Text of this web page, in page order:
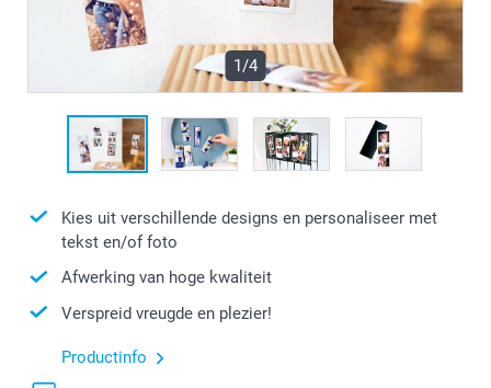
1/4
Kies uit verschillende designs en personaliseer met
tekst en/of foto
Afwerking van hoge kwaliteit
Verspreid vreugde en plezier!
Productinfo